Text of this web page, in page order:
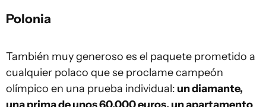
Polonia
También muy generoso es el paquete prometido a
cualquier polaco que se proclame campeón
olímpico en una prueba individual: un diamante,